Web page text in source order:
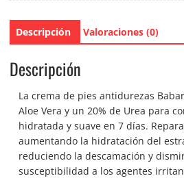
Descripción Valoraciones (0)
Descripción
La crema de pies antidurezas
Aloe Vera y un 20% de Urea para
hidratada y suave en 7 días.
aumentando la hidratación del
reduciendo la descamación y
susceptibilidad a los agentes